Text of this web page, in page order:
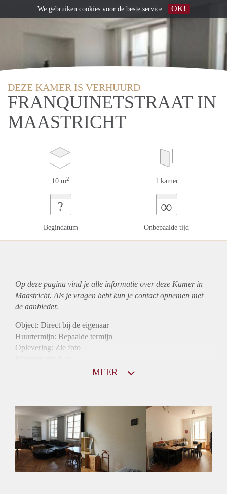
DEZE KAMER IS VERHUURD
FRANQUINETSTRAAT IN
MAASTRICHT
10 m2 1 kamer
?
Begindatum
∞
Onbepaalde tijd
Op deze pagina vind je alle informatie over deze Kamer in
Maastricht. Als je vragen hebt kun je contact opnemen met
de aanbieder.
Object: Direct bij de eigenaar
Huurtermijn: Bepaalde termijn
Oplevering: Zie foto
Gedeelde Douche: Ja
Gedeelde woonkamer: Ja
Huisgenoten: Ja
Geslacht huisgenoten: Gemengd
MEER
We gebruiken cookies voor de beste service OK!